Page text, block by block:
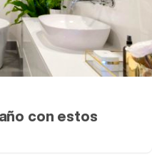
con estos